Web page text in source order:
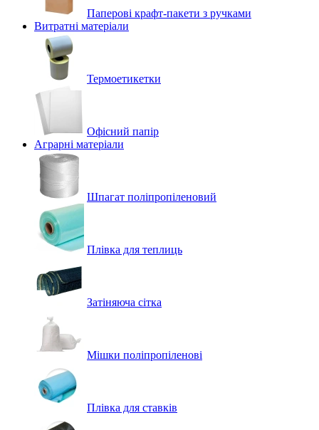
Паперові крафт-пакети з ручками
Витратні матеріали
Термоетикетки
Офісний папір
Аграрні матеріали
Шпагат поліпропіленовий
Плівка для теплиць
Затіняюча сітка
Мішки поліпропіленові
Плівка для ставків